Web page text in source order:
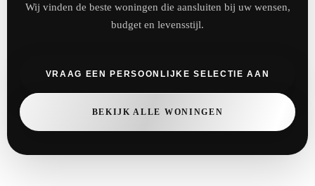
Wij vinden de beste woningen die aansluiten bij uw wensen,
budget en levensstijl.
VRAAG EEN PERSOONLIJKE SELECTIE AAN
BEKIJK ALLE WONINGEN